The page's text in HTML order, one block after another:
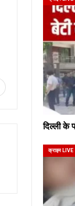
दिल्ली के
क्राइम LIVE